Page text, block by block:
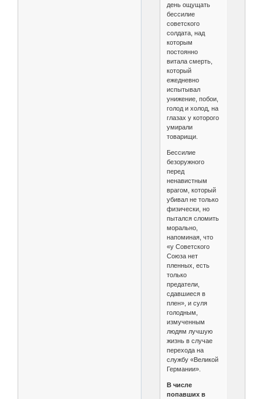
день ощущать
бессилие
советского
солдата, над
которым
постоянно
витала смерть,
который
ежедневно
испытывал
унижение, побои,
голод и холод, на
глазах у которого
умирали
товарищи.
Бессилие
безоружного
перед
ненавистным
врагом, который
убивал не только
физически, но
пытался сломить
морально,
напоминая, что
«у Советского
Союза нет
пленных, есть
только
предатели,
сдавшиеся в
плен», и суля
голодным,
измученным
людям лучшую
жизнь в случае
перехода на
службу «Великой
Германии».
В числе
попавших в